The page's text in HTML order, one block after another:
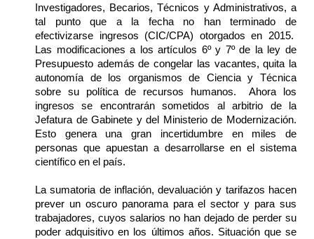
Investigadores, Becarios, Técnicos y Administrativos, a
tal punto que a la fecha no han terminado de
efectivizarse ingresos (CIC/CPA) otorgados en 2015.
Las modificaciones a los artículos 6º y 7º de la ley de
Presupuesto además de congelar las vacantes, quita la
autonomía de los organismos de Ciencia y Técnica
sobre su política de recursos humanos.  Ahora los
ingresos se encontrarán sometidos al arbitrio de la
Jefatura de Gabinete y del Ministerio de Modernización.
Esto genera una gran incertidumbre en miles de
personas que apuestan a desarrollarse en el sistema
científico en el país.
La sumatoria de inflación, devaluación y tarifazos hacen
prever un oscuro panorama para el sector y para sus
trabajadores, cuyos salarios no han dejado de perder su
poder adquisitivo en los últimos años. Situación que se